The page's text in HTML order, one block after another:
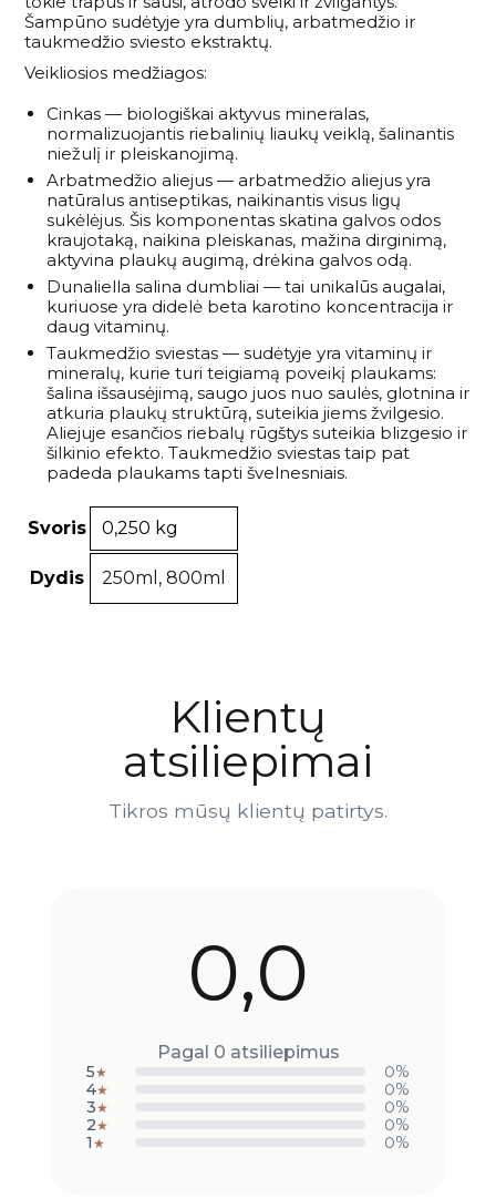
Šampūno sudėtyje yra dumblių, arbatmedžio ir
taukmedžio sviesto ekstraktų.
Veikliosios medžiagos:
Cinkas — biologiškai aktyvus mineralas,
normalizuojantis riebalinių liaukų veiklą, šalinantis
niežulį ir pleiskanojimą.
Arbatmedžio aliejus — arbatmedžio aliejus yra
natūralus antiseptikas, naikinantis visus ligų
sukėlėjus. Šis komponentas skatina galvos odos
kraujotaką, naikina pleiskanas, mažina dirginimą,
aktyvina plaukų augimą, drėkina galvos odą.
Dunaliella salina dumbliai — tai unikalūs augalai,
kuriuose yra didelė beta karotino koncentracija ir
daug vitaminų.
Taukmedžio sviestas — sudėtyje yra vitaminų ir
mineralų, kurie turi teigiamą poveikį plaukams:
šalina išsausėjimą, saugo juos nuo saulės, glotnina ir
atkuria plaukų struktūrą, suteikia jiems žvilgesio.
Aliejuje esančios riebalų rūgštys suteikia blizgesio ir
šilkinio efekto. Taukmedžio sviestas taip pat
padeda plaukams tapti švelnesniais.
Svoris 0,250 kg
Dydis 250ml, 800ml
Klientų
atsiliepimai
Tikros mūsų klientų patirtys.
0,0
Pagal 0 atsiliepimus
5★
0%
4★
0%
3★
0%
2★
0%
1 ★ 0%